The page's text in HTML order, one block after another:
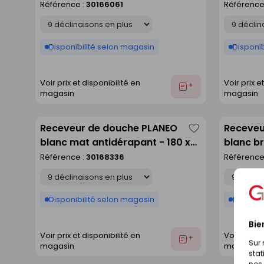
Sur
Référence : 30166061
Disponibilité selon magasin
Voir prix et disponibilité en
magasin
Ajouter
90 cm
Voir prix
magasin
Receveur de douche PLANEO
blanc mat antidérapant - 180 x
80 cm
Référence : 30168336
Disponibilité selon magasin
Voir prix et disponibilité en
magasin
Ajouter
Enregistrer
commeblanc
Déclinaison
Voir prix
magasin